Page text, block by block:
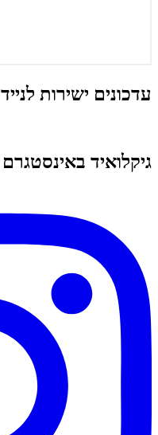
עדכונים ישירות לנייד
גיקלואיד באינסטגרם